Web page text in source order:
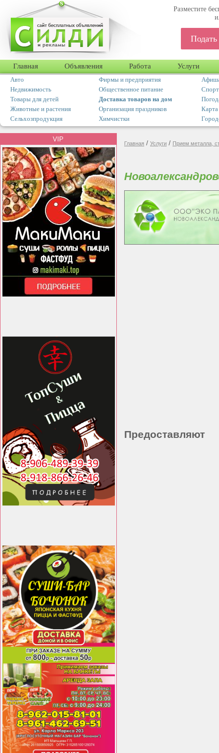
Разместите
Главная Объявления Работа Услуги
Авто Фирмы и предприятия
Недвижимость
Общественное питание
Товары для детей
Доставка товаров на дом
Животные и растения
Организация праздников
Карта
Сельхозпродукция
Химчистки
VIP
Главная / Услуги / Прием металла,
Предоставляют